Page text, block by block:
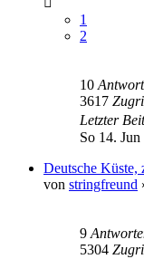
1
2
10
3617
Letzter
So 14. Jun
Deutsche Küste,
von stringfreund
9
5304